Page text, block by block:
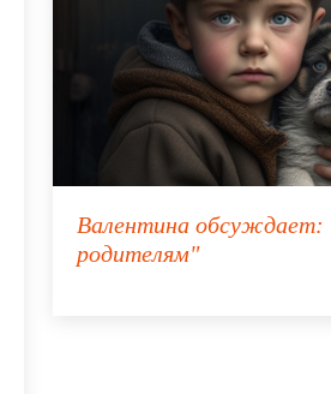
Валентина обсуждает:
родителям"